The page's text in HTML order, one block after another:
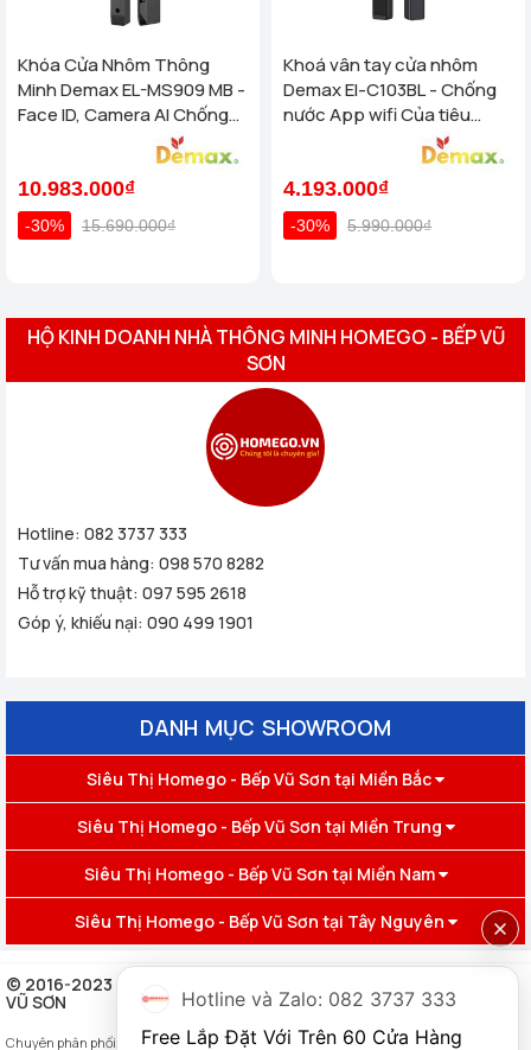
Khóa Cửa Nhôm Thông
Minh Demax EL-MS909 MB -
Face ID, Camera AI Chống
Nước IP66 Cho Cửa Nhôm
10.983.000₫
-30% 15.690.000₫
Khoá vân tay cửa nhôm
Demax El-C103BL - Chống
nước App wifi Của tiêu
4.193.000₫
-30% 5.990.000₫
HỘ KINH DOANH NHÀ THÔNG MINH HOMEGO - BẾP VŨ
SƠN
Hotline: 082 3737 333
Tư vấn mua hàng: 098 570 8282
Hỗ trợ kỹ thuật: 097 595 2618
Góp ý, khiếu nại: 090 499 1901
DANH MỤC SHOWROOM
Siêu Thị Homego - Bếp Vũ Sơn tại Miền Bắc
Siêu Thị Homego - Bếp Vũ Sơn tại Miền Trung
Siêu Thị Homego - Bếp Vũ Sơn tại Miền Nam
Siêu Thị Homego - Bếp Vũ Sơn tại Tây Nguyên
© 2016-2023 HỘ KINH DOANH NHÀ THÔNG MNH HOMEGO - BẾP
VŨ SƠN
Chuyên phân phối Thiết bị nhà thông minh,khóa cửa vân tay chính hãng, đa dạng,
Hotline và Zalo: 082 3737 333
Free Lắp Đặt Với Trên 60 Cửa Hàng